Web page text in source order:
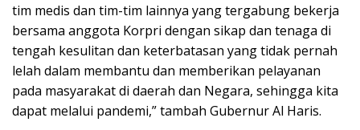
tim medis dan tim-tim lainnya yang tergabung bekerja
bersama anggota Korpri dengan sikap dan tenaga di
tengah kesulitan dan keterbatasan yang tidak pernah
lelah dalam membantu dan memberikan pelayanan
pada masyarakat di daerah dan Negara, sehingga kita
dapat melalui pandemi,” tambah Gubernur Al Haris.